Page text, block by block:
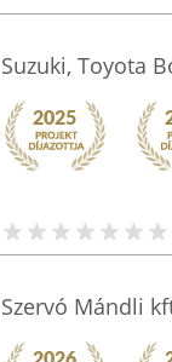
Suzuki, Toyota
Szervó Mándli